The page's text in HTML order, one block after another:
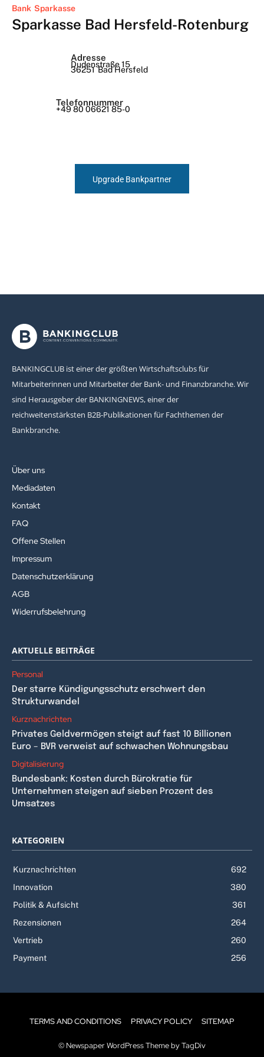
Bank Sparkasse
Sparkasse Bad Hersfeld-Rotenburg
Adresse
Dudenstraße 15
36251 Bad Hersfeld
Telefonnummer
+49 80 06621 85-0
Upgrade Bankpartner
BANKINGCLUB ist einer der größten Wirtschaftsclubs für
Mitarbeiterinnen und Mitarbeiter der Bank- und Finanzbranche. Wir
sind Herausgeber der BANKINGNEWS, einer der
reichweitenstärksten B2B-Publikationen für Fachthemen der
Bankbranche.
Über uns
Mediadaten
Kontakt
FAQ
Offene Stellen
Impressum
Datenschutzerklärung
AGB
Widerrufsbelehrung
AKTUELLE BEITRÄGE
Personal
Der starre Kündigungsschutz erschwert den
Strukturwandel
Kurznachrichten
Privates Geldvermögen steigt auf fast 10 Billionen
Euro – BVR verweist auf schwachen Wohnungsbau
Digitalisierung
Bundesbank: Kosten durch Bürokratie für
Unternehmen steigen auf sieben Prozent des
Umsatzes
KATEGORIEN
Kurznachrichten
692
Innovation
380
Politik & Aufsicht
361
Rezensionen
264
Vertrieb
260
Payment
256
TERMS AND CONDITIONS PRIVACY POLICY SITEMAP
© Newspaper WordPress Theme by TagDiv